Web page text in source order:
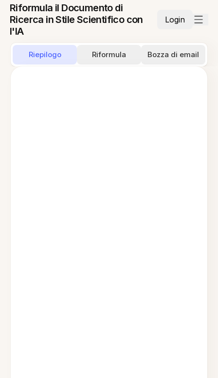
Riformula il Documento di
Ricerca in Stile Scientifico con
l'IA
Login
Riepilogo Riformula Bozza di email